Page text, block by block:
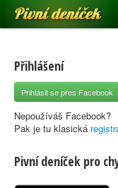
Pivní deníček
Pivní mapa
Pivní značky
Nápověda
Přihlášení
Přihlásit se přes Facebook
Nepoužíváš Facebook?
Pak je tu klasická
Pivní deníček pro